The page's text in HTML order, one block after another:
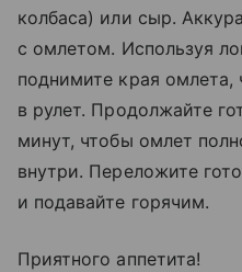
колбаса) или сыр.
с омлетом. Используя
поднимите края омлета,
в рулет. Продолжайте
минут, чтобы омлет
внутри. Переложите
и подавайте горячим.
Приятного аппетита!